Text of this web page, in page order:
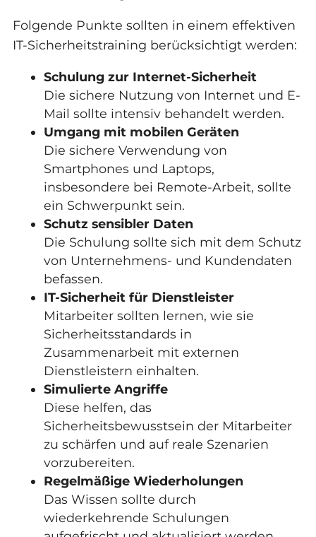
Folgende Punkte sollten in einem effektiven
IT-Sicherheitstraining berücksichtigt werden:
Schulung zur Internet-Sicherheit
Die sichere Nutzung von Internet und E-
Mail sollte intensiv behandelt werden.
Umgang mit mobilen Geräten
Die sichere Verwendung von
Smartphones und Laptops,
insbesondere bei Remote-Arbeit, sollte
ein Schwerpunkt sein.
Schutz sensibler Daten
Die Schulung sollte sich mit dem Schutz
von Unternehmens- und Kundendaten
befassen.
IT-Sicherheit für Dienstleister
Mitarbeiter sollten lernen, wie sie
Sicherheitsstandards in
Zusammenarbeit mit externen
Dienstleistern einhalten.
Simulierte Angriffe
Diese helfen, das
Sicherheitsbewusstsein der Mitarbeiter
zu schärfen und auf reale Szenarien
vorzubereiten.
Regelmäßige Wiederholungen
Das Wissen sollte durch
wiederkehrende Schulungen